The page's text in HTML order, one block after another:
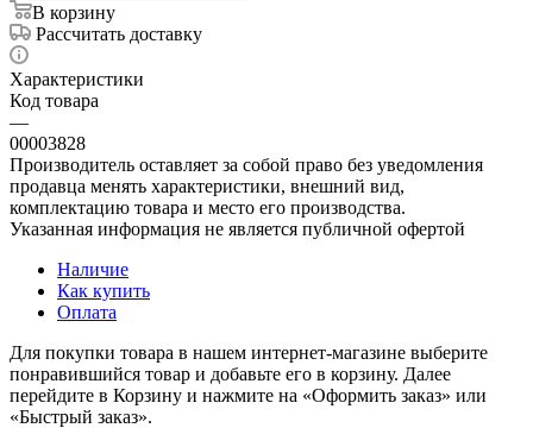
В корзину
Рассчитать доставку
Характеристики
Код товара
—
00003828
Производитель оставляет за собой право без уведомления
продавца менять характеристики, внешний вид,
комплектацию товара и место его производства.
Указанная информация не является публичной офертой
Наличие
Как купить
Оплата
Для покупки товара в нашем интернет-магазине выберите
понравившийся товар и добавьте его в корзину. Далее
перейдите в Корзину и нажмите на «Оформить заказ» или
«Быстрый заказ».